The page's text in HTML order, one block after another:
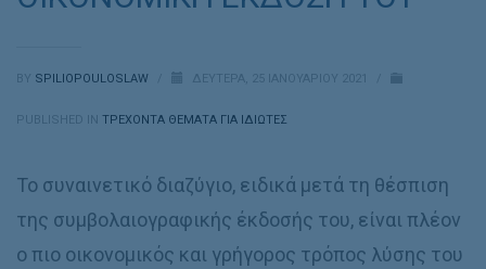
BY SPILIOPOULOSLAW ΔΕΥΤΈΡΑ, 25 ΙΑΝΟΥΑΡΊΟΥ 2021
PUBLISHED IN ΤΡΕΧΟΝΤΑ ΘΕΜΑΤΑ ΓΙΑ ΙΔΙΩΤΕΣ
Το συναινετικό διαζύγιο, ειδικά μετά τη θέσπιση
της συμβολαιογραφικής έκδοσής του, είναι πλέον
ο πιο οικονομικός και γρήγορος τρόπος λύσης του